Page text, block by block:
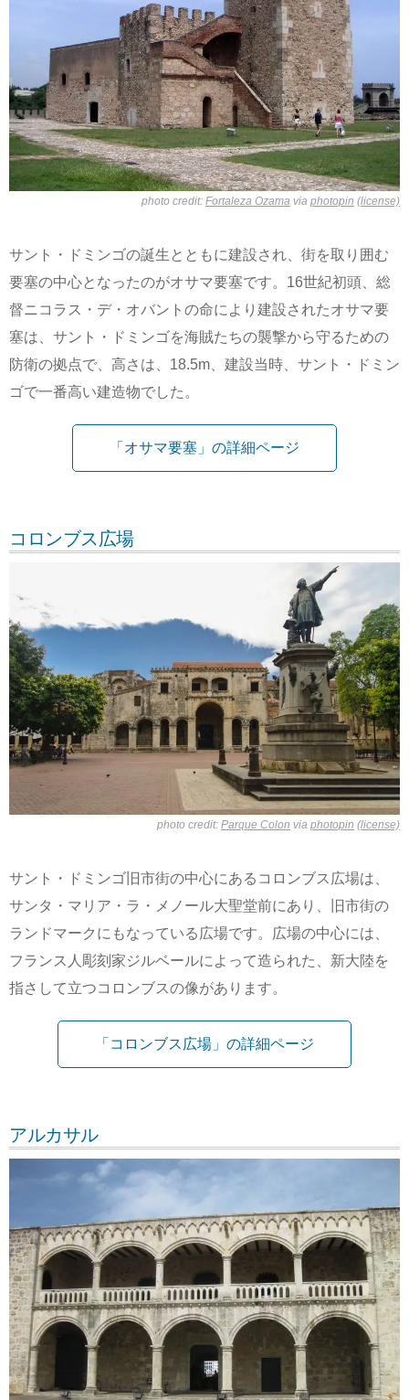
photo credit: Fortaleza Ozama via photopin (license)
サント・ドミンゴの誕生とともに建設され、街を取り囲む
要塞の中心となったのがオサマ要塞です。16世紀初頭、総
督ニコラス・デ・オバントの命により建設されたオサマ要
塞は、サント・ドミンゴを海賊たちの襲撃から守るための
防衛の拠点で、高さは、18.5m、建設当時、サント・ドミン
ゴで一番高い建造物でした。
「オサマ要塞」の詳細ページ
コロンブス広場
photo credit: Parque Colon via photopin (license)
サント・ドミンゴ旧市街の中心にあるコロンブス広場は、
サンタ・マリア・ラ・メノール大聖堂前にあり、旧市街の
ランドマークにもなっている広場です。広場の中心には、
フランス人彫刻家ジルベールによって造られた、新大陸を
指さして立つコロンブスの像があります。
「コロンブス広場」の詳細ページ
アルカサル